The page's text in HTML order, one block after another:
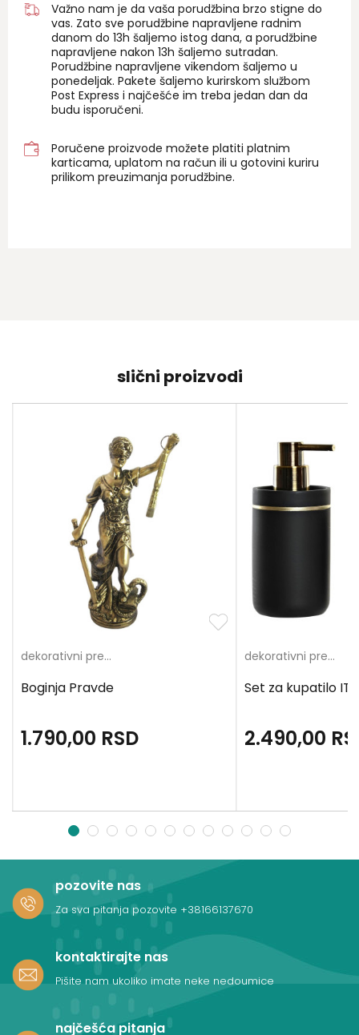
Važno nam je da vaša porudžbina brzo stigne do
vas. Zato sve porudžbine napravljene radnim
danom do 13h šaljemo istog dana, a porudžbine
napravljene nakon 13h šaljemo sutradan.
Porudžbine napravljene vikendom šaljemo u
ponedeljak. Pakete šaljemo kurirskom službom
Post Express i najčešće im treba jedan dan da
budu isporučeni.
Poručene proizvode možete platiti platnim
karticama, uplatom na račun ili u gotovini kuriru
prilikom preuzimanja porudžbine.
slični proizvodi
dekorativni predmeti
Boginja Pravde
1.790,00 RSD
dekorativni predmeti
Set za kupatilo
2.490,00
1 2 3 4 5 6 7 8 9 10 11 12
pozovite nas
Za sva pitanja pozovite +38166137670
kontaktirajte nas
Pišite nam ukoliko imate neke nedoumice
najčešća pitanja